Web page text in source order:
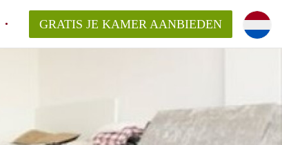
GRATIS JE KAMER AANBIEDEN